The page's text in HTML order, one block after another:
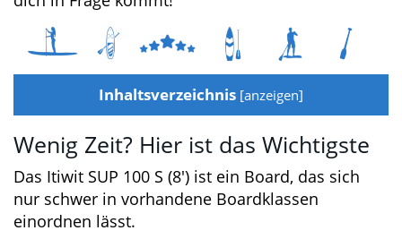
Inhaltsverzeichnis[ anzeigen]
Wenig Zeit? Hier ist das Wichtigste
Das Itiwit SUP 100 S (8′) ist ein Board, das sich
nur schwer in vorhandene Boardklassen
einordnen lässt.